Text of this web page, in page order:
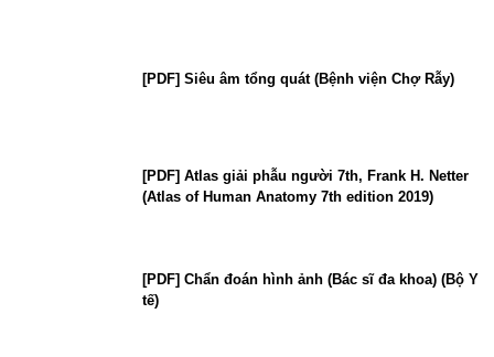
[PDF] Siêu âm tổng quát (Bệnh viện Chợ Rẫy)
[PDF] Atlas giải phẫu người 7th, Frank H. Netter
(Atlas of Human Anatomy 7th edition 2019)
[PDF] Chẩn đoán hình ảnh (Bác sĩ đa khoa) (Bộ Y
tế)